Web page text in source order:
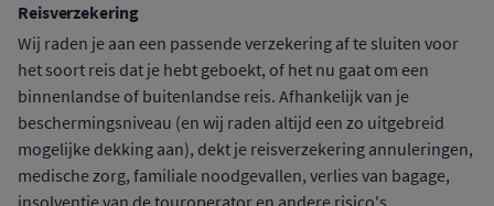
Reisverzekering
Wij raden je aan een passende verzekering af te sluiten voor
het soort reis dat je hebt geboekt, of het nu gaat om een
binnenlandse of buitenlandse reis. Afhankelijk van je
beschermingsniveau (en wij raden altijd een zo uitgebreid
mogelijke dekking aan), dekt je reisverzekering annuleringen,
medische zorg, familiale noodgevallen, verlies van bagage,